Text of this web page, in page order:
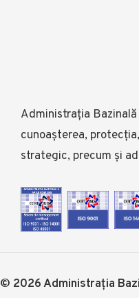
Administrația
cunoașterea,
strategic, precum și
© 2026 Administrația